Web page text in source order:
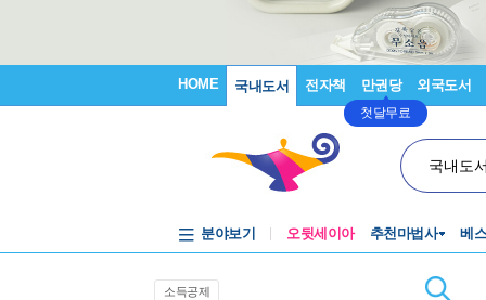
HOME 국내도서 전자책 만권당
첫달무료
외국도서
국내도
분야보기 오뒷세이아 추천마법사 베
소득공제